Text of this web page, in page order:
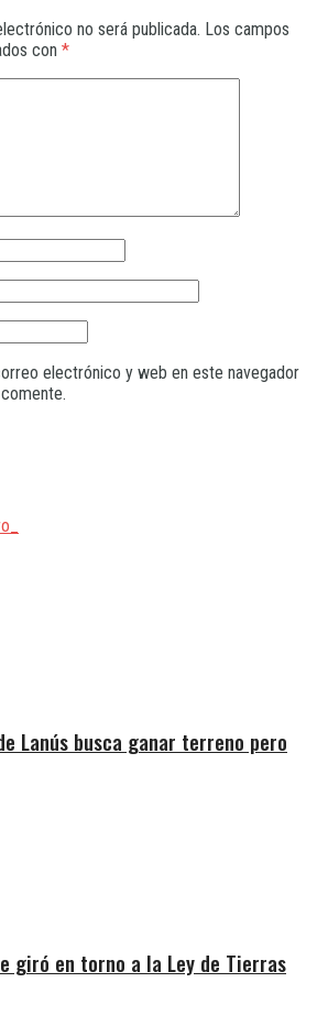
no será publicada. Los campos
con *
electrónico y web en este navegador
Lanús busca ganar terreno pero
giró en torno a la Ley de Tierras